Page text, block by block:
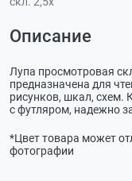
Описание
Лупа просмотровая
предназначена для
рисунков, шкал, схем.
с футляром, надежно
*Цвет товара может
фотографии